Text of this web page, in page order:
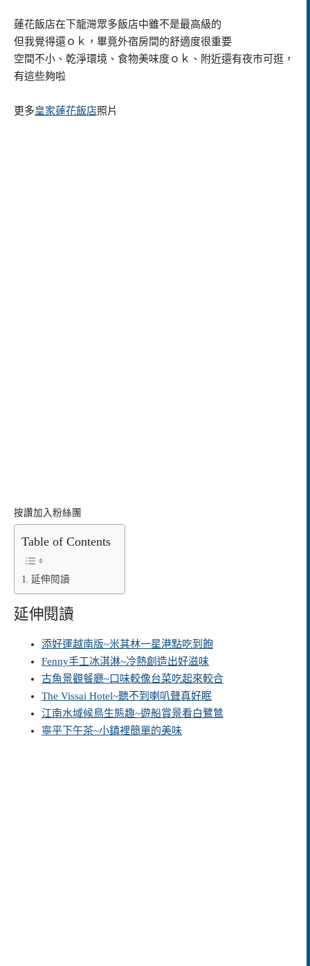
蓮花飯店在下龍灣眾多飯店中雖不是最高級的
但我覺得還ｏｋ，畢竟外宿房間的舒適度很重要
空間不小、乾淨環境、食物美味度ｏｋ、附近還有夜市可逛，
有這些夠啦
更多皇家蓮花飯店照片
按讚加入粉絲團
Table of Contents
延伸閱讀
延伸閱讀
添好運越南版~米其林一星港點吃到飽
Fenny手工冰淇淋~冷熱創造出好滋味
古魚景觀餐廳~口味較像台菜吃起來較合
The Vissai Hotel~聽不到喇叭聲真好眠
江南水域候鳥生態趣~遊船賞景看白鷺鷥
寧平下午茶~小鎮裡簡單的美味